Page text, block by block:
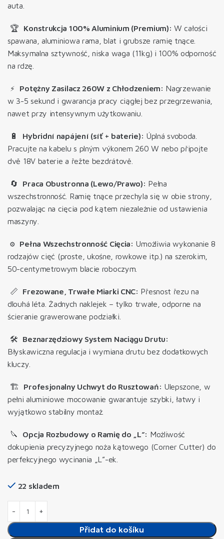
auta.
🏆 Konstrukcja 100% Aluminium (Premium): W całości
spawana, aluminiowa rama, blat i grubsze ramię tnące.
Maksymalna sztywność, niska waga (11kg) i 100% odporność
na rdzę.
⚡ Potężny Zasilacz 260W z Chłodzeniem: Nagrzewanie
w 3-5 sekund i gwarancja pracy ciągłej bez przegrzewania,
nawet przy intensywnym użytkowaniu
🔋 Hybridní napájení (síť + baterie): Úplná svoboda.
Pracujte na kabelu s plným výkonem 260 W nebo připojte
dvě 18V baterie a řežte bezdrátově.
🔄 Praca Obustronna (Lewo/Prawo): Pełna
wszechstronność. Ramię tnące przechyla się w obie strony,
pozwalając na cięcia pod kątem niezależnie od ustawienia
maszyny.
⚙️ Pełna Wszechstronność Cięcia: Umożliwia wykonanie 8
rodzajów cięć (proste, ukośne, rowkowe itp.) na szerokim,
50-centymetrowym blacie roboczym.
📏 Frezowane, Trwałe Miarki CNC: Přesnost řezu na
dlouhá léta. Żadnych naklejek – tylko trwałe, odporne na
ścieranie grawerowane podziałki
🛠️
Beznarzędziowy System Naciągu Drutu:
Błyskawiczna regulacja i wymiana drutu bez dodatkowych
kluczy.
🏗️ Profesjonalny Uchwyt do Rusztowań: Ulepszone, w
pełni aluminiowe mocowanie gwarantuje szybki, łatwy i
wyjątkowo stabilny montaż.
🔪 Opcja Rozbudowy o Ramię do „L”: Możliwość
dokupienia precyzyjnego noża kątowego (Corner Cutter) do
perfekcyjnego wycinania „L”-ek.
22 skladem
Přidat do košíku